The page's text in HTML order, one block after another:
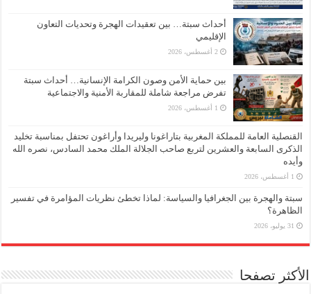
أحداث سبتة… بين تعقيدات الهجرة وتحديات التعاون
الإقليمي
2 أغسطس، 2026
بين حماية الأمن وصون الكرامة الإنسانية… أحداث سبتة
تفرض مراجعة شاملة للمقاربة الأمنية والاجتماعية
1 أغسطس، 2026
القنصلية العامة للمملكة المغربية بتاراغونا وليريدا وأراغون تحتفل بمناسبة تخليد
الذكرى السابعة والعشرين لتربع صاحب الجلالة الملك محمد السادس، نصره الله
وأيده
1 أغسطس، 2026
سبتة والهجرة بين الجغرافيا والسياسة: لماذا تخطئ نظريات المؤامرة في تفسير
الظاهرة؟
31 يوليو، 2026
الأكثر تصفحا